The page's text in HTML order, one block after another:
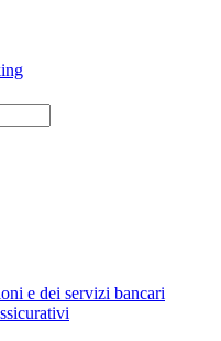
e dei servizi bancari